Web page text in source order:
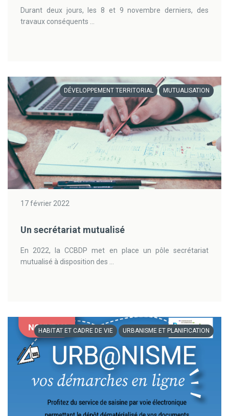
Durant deux jours, les 8 et 9 novembre derniers, des
travaux conséquents ...
DÉVELOPPEMENT TERRITORIAL MUTUALISATION
17 février 2022
Un secrétariat mutualisé
En 2022, la CCBDP met en place un pôle secrétariat
mutualisé à disposition des ...
HABITAT ET CADRE DE VIE URBANISME ET PLANIFICATION